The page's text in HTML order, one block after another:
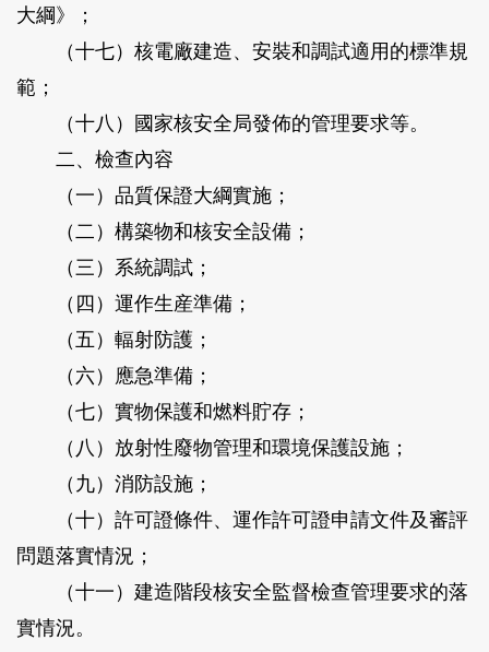
大綱》；
（十七）核電廠建造、安裝和調試適用的標準規
範；
（十八）國家核安全局發佈的管理要求等。
二、檢查內容
（一）品質保證大綱實施；
（二）構築物和核安全設備；
（三）系統調試；
（四）運作生産準備；
（五）輻射防護；
（六）應急準備；
（七）實物保護和燃料貯存；
（八）放射性廢物管理和環境保護設施；
（九）消防設施；
（十）許可證條件、運作許可證申請文件及審評
問題落實情況；
（十一）建造階段核安全監督檢查管理要求的落
實情況。